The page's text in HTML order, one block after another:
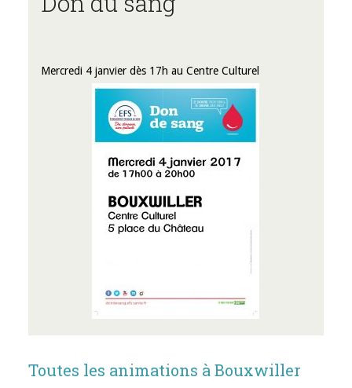
Mercredi 4 janvier dès 17h au Centre Culturel
Toutes les animations à Bouxwiller